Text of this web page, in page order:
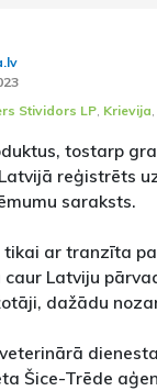
Stividors LP, Krievija,
tostarp
reģistrēts
saraksts.
tikai ar tranzīta
caur Latviju
dažādu
Šice-Trēde